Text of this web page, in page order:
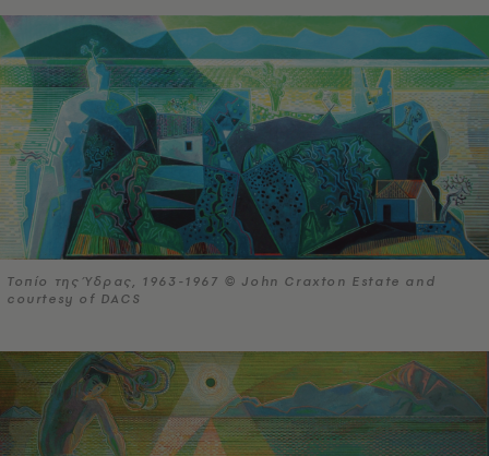
Τοπίο της Ύδρας, 1963-1967 © John Craxton Estate and
courtesy of DACS